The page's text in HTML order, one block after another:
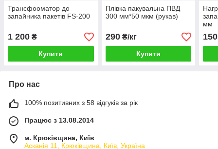
Трансфооматор до
запайника пакетів FS-200
1 200 ₴
Купити
Плівка пакувальна ПВД
300 мм*50 мкм (рукав)
290₴/кг
Купити
мм
150
Про нас
100% позитивних з 58 відгуків за рік
Працює з 13.08.2014
м. Крюківщина, Київ
Асканія 11, Крюківщина, Київ, Україна